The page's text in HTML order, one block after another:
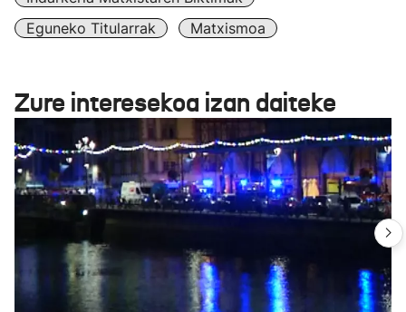
Eguneko Titularrak
Matxismoa
Zure interesekoa izan daiteke